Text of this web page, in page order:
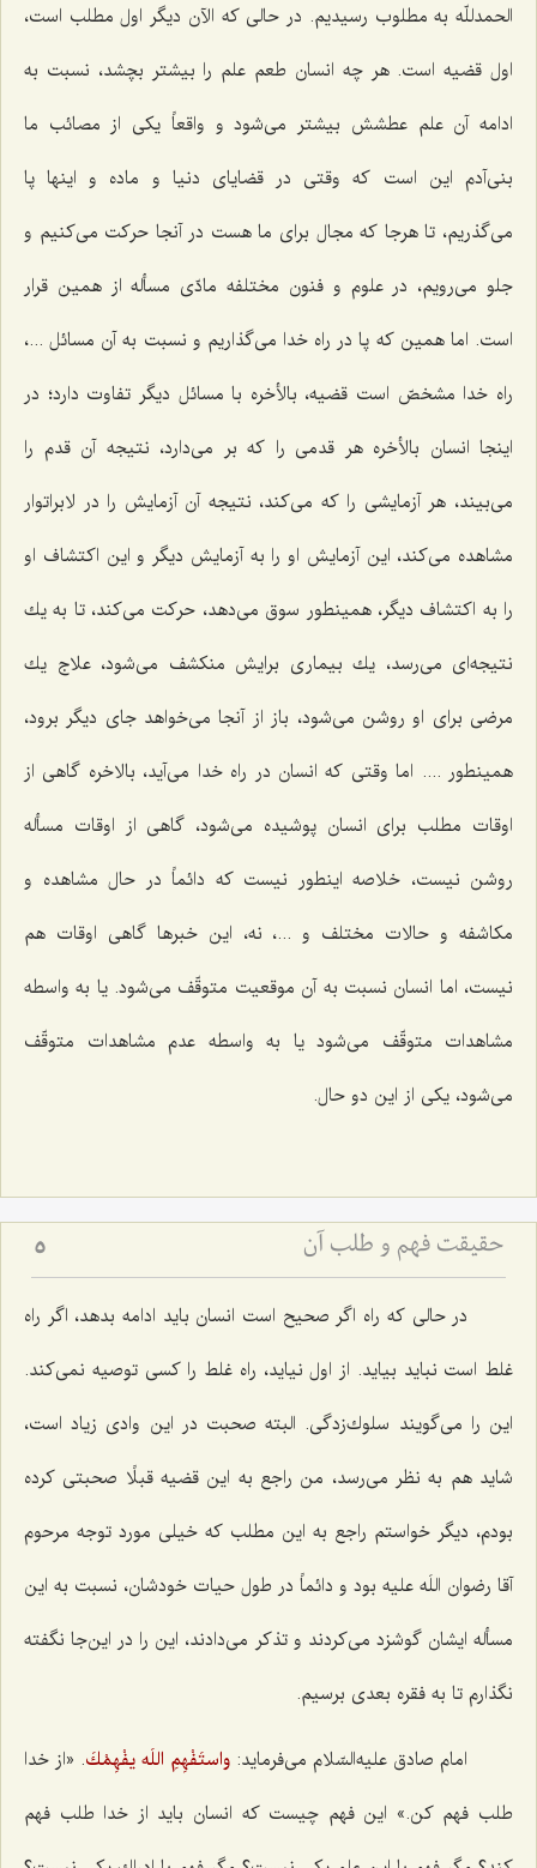
الحمدللّه به مطلوب رسیدیم. در حالی كه الآن دیگر اول مطلب است،
اول قضیه است. هر چه انسان طعم علم را بیشتر بچشد، نسبت به
ادامه آن علم عطشش بیشتر می‌شود و واقعاً یكی از مصائب ما
بنی‌آدم این است كه وقتی در قضایای دنیا و ماده و اینها پا
می‌گذریم، تا هرجا كه مجال برای ما هست در آنجا حركت می‌كنیم و
جلو می‌رویم، در علوم و فنون مختلفه مادّی مسأله از همین قرار
است. اما همین كه پا در راه خدا می‌گذاریم و نسبت به آن مسائل ...،
راه خدا مشخصّ است قضیه، بالأخره با مسائل دیگر تفاوت دارد؛ در
اینجا انسان بالأخره هر قدمی را كه بر می‌دارد، نتیجه آن قدم را
می‌بیند، هر آزمایشی را كه می‌كند، نتیجه آن آزمایش را در لابراتوار
مشاهده می‌كند، این آزمایش او را به آزمایش دیگر و این اكتشاف او
را به اكتشاف دیگر، همینطور سوق می‌دهد، حركت می‌كند، تا به یك
نتیجه‌ای می‌رسد، یك بیماری برایش منكشف می‌شود، علاج یك
مرضی برای او روشن می‌شود، باز از آنجا می‌خواهد جای دیگر برود،
همینطور .... اما وقتی كه انسان در راه خدا می‌آید، بالاخره گاهی از
اوقات مطلب برای انسان پوشیده می‌شود، گاهی از اوقات مسأله
روشن نیست، خلاصه اینطور نیست كه دائماً در حال مشاهده و
مكاشفه و حالات مختلف و ...، نه، این خبرها گاهی اوقات هم
نیست، اما انسان نسبت به آن موقعیت متوقّف می‌شود. یا به واسطه
مشاهدات متوقّف می‌شود یا به واسطه عدم مشاهدات متوقّف
می‌شود، یكی از این دو حال.
حقیقت فهم و طلب آن‏ 5
در حالی كه راه اگر صحیح است انسان باید ادامه بدهد، اگر راه
غلط است نباید بیاید. از اول نیاید، راه غلط را كسی توصیه نمی‌كند.
این را می‌گویند سلوك‌زدگی. البته صحبت در این وادی زیاد است،
شاید هم به نظر می‌رسد، من راجع به این قضیه قبلًا صحبتی كرده
بودم، دیگر خواستم راجع به این مطلب كه خیلی مورد توجه مرحوم
آقا رضوان اللَه علیه بود و دائماً در طول حیات خودشان، نسبت به این
مسأله ایشان گوشزد می‌كردند و تذكر می‌دادند، این را در این‌جا نگفته
نگذارم تا به فقره بعدی برسیم.
امام صادق علیه‌السّلام می‌فرماید: واستَفْهِمِ اللَه يفْهِمْكَ. «از خدا
طلب فهم كن.» این فهم چیست كه انسان باید از خدا طلب فهم